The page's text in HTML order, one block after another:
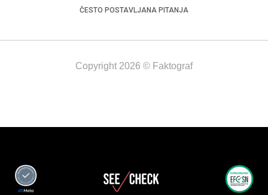
ČESTO POSTAVLJANA PITANJA
Copyright 2026 © Faktograf